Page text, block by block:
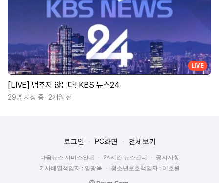
LIVE
[LIVE] 멈추지 않는다! KBS 뉴스24
29명 시청 중 2개월 전
로그인 PC화면 전체보기
다음뉴스 서비스안내 24시간 뉴스센터
공지사항
기사배열책임자 : 임광욱
청소년보호책임자 : 이호원